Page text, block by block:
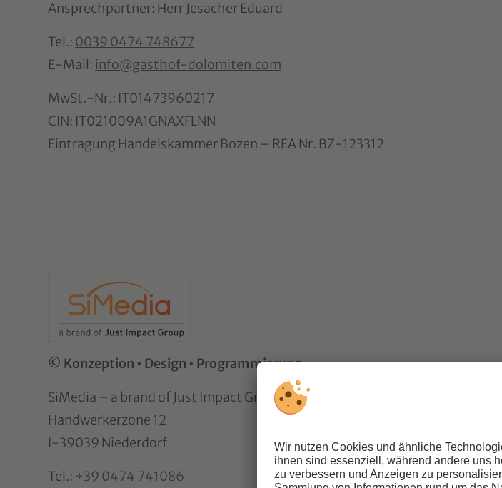
Ansprechpartner: Herr Jesacher Eduard
Tel.: 0039 0474 748677
E-Mail: info@gasthof-dolomiten.com
MwSt.-Nr.: IT01473960217
CIN: IT021009A1GNAXFLNN
Eintragung Handelskammer Bozen – REA Nr. BZ-123312
© Konzeption • Design • Programmierung
SiMedia – a brand of Just Impact Group GmbH
Handwerkerzone 12
I-39039 Niederdorf
Tel.: +39 0474 741086